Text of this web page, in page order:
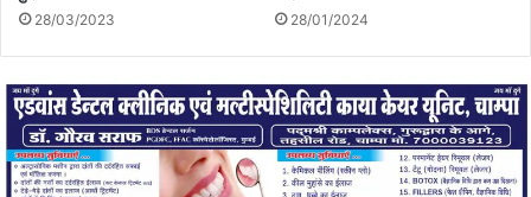
28/03/2023 28/01/2024